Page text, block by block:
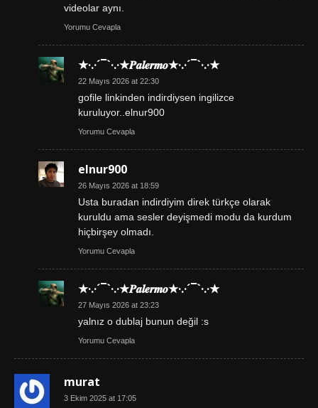
videolar aynı.
Yorumu Cevapla
★·.·´¯`·.·★𝑷𝒂𝒍𝒆𝒓𝒎𝒐★·.·´¯`·.·★
22 Mayıs 2026 at 22:30
gofile linkinden indirdiysen ingilizce
kuruluyor..elnur900
Yorumu Cevapla
elnur900
26 Mayıs 2026 at 18:59
Usta buradan indirdiyim direk türkçe olarak
kuruldu ama sesler deyişmedi modu da kurdum
hiçbirşey olmadı.
Yorumu Cevapla
★·.·´¯`·.·★𝑷𝒂𝒍𝒆𝒓𝒎𝒐★·.·´¯`·.·★
27 Mayıs 2026 at 23:23
yalnız o dublaj bunun değil :s
Yorumu Cevapla
murat
3 Ekim 2025 at 17:05